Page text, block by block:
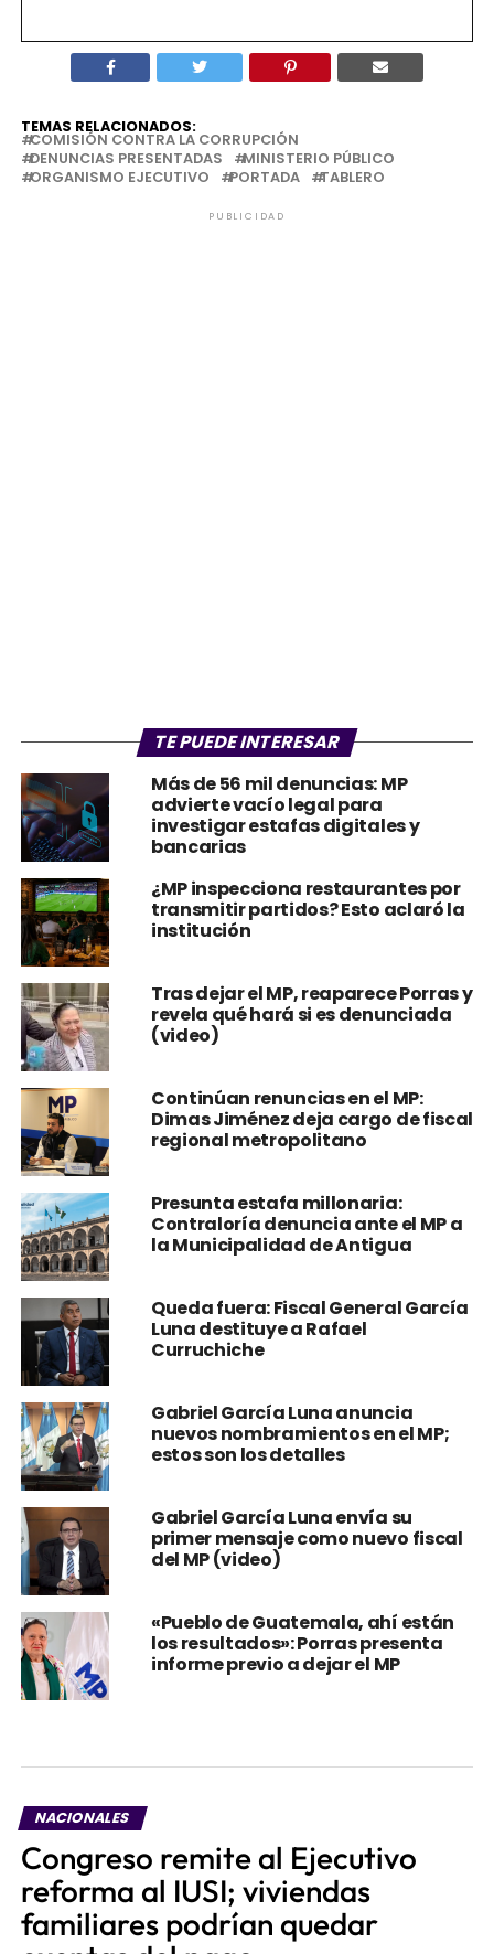
TEMAS RELACIONADOS:
COMISIÓN CONTRA LA CORRUPCIÓN
DENUNCIAS PRESENTADAS
MINISTERIO PÚBLICO
ORGANISMO EJECUTIVO
PORTADA TABLERO
PUBLICIDAD
TE PUEDE INTERESAR
Más de 56 mil denuncias: MP
advierte vacío legal para
investigar estafas digitales y
bancarias
¿MP inspecciona restaurantes por
transmitir partidos? Esto aclaró la
institución
Tras dejar el MP, reaparece Porras y
revela qué hará si es denunciada
(video)
Continúan renuncias en el MP:
Dimas Jiménez deja cargo de fiscal
regional metropolitano
Presunta estafa millonaria:
Contraloría denuncia ante el MP a
la Municipalidad de Antigua
Queda fuera: Fiscal General García
Luna destituye a Rafael
Curruchiche
Gabriel García Luna anuncia
nuevos nombramientos en el MP;
estos son los detalles
Gabriel García Luna envía su
primer mensaje como nuevo fiscal
del MP (video)
«Pueblo de Guatemala, ahí están
los resultados»: Porras presenta
informe previo a dejar el MP
NACIONALES
Congreso remite al Ejecutivo
reforma al IUSI; viviendas
familiares podrían quedar